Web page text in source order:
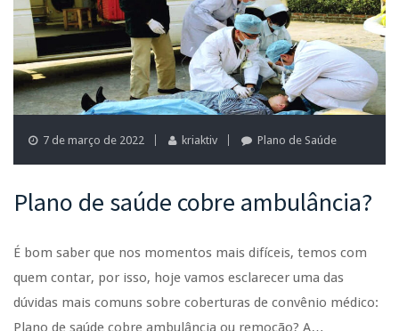
7 de março de 2022 kriaktiv Plano de Saúde
Plano de saúde cobre ambulância?
É bom saber que nos momentos mais difíceis, temos com
quem contar, por isso, hoje vamos esclarecer uma das
dúvidas mais comuns sobre coberturas de convênio médico:
Plano de saúde cobre ambulância ou remoção? A…